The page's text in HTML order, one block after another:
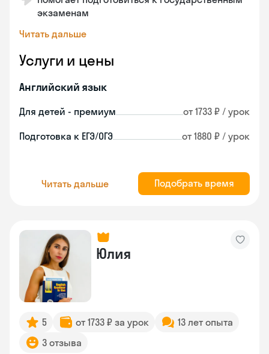
экзаменам
Читать дальше
Услуги и цены
Английский язык
Для детей - премиум от 1733 ₽ / урок
Подготовка к ЕГЭ/ОГЭ от 1880 ₽ / урок
Читать дальше Подобрать время
Юлия
5 от 1733 ₽ за урок
13 лет опыта
3 отзыва